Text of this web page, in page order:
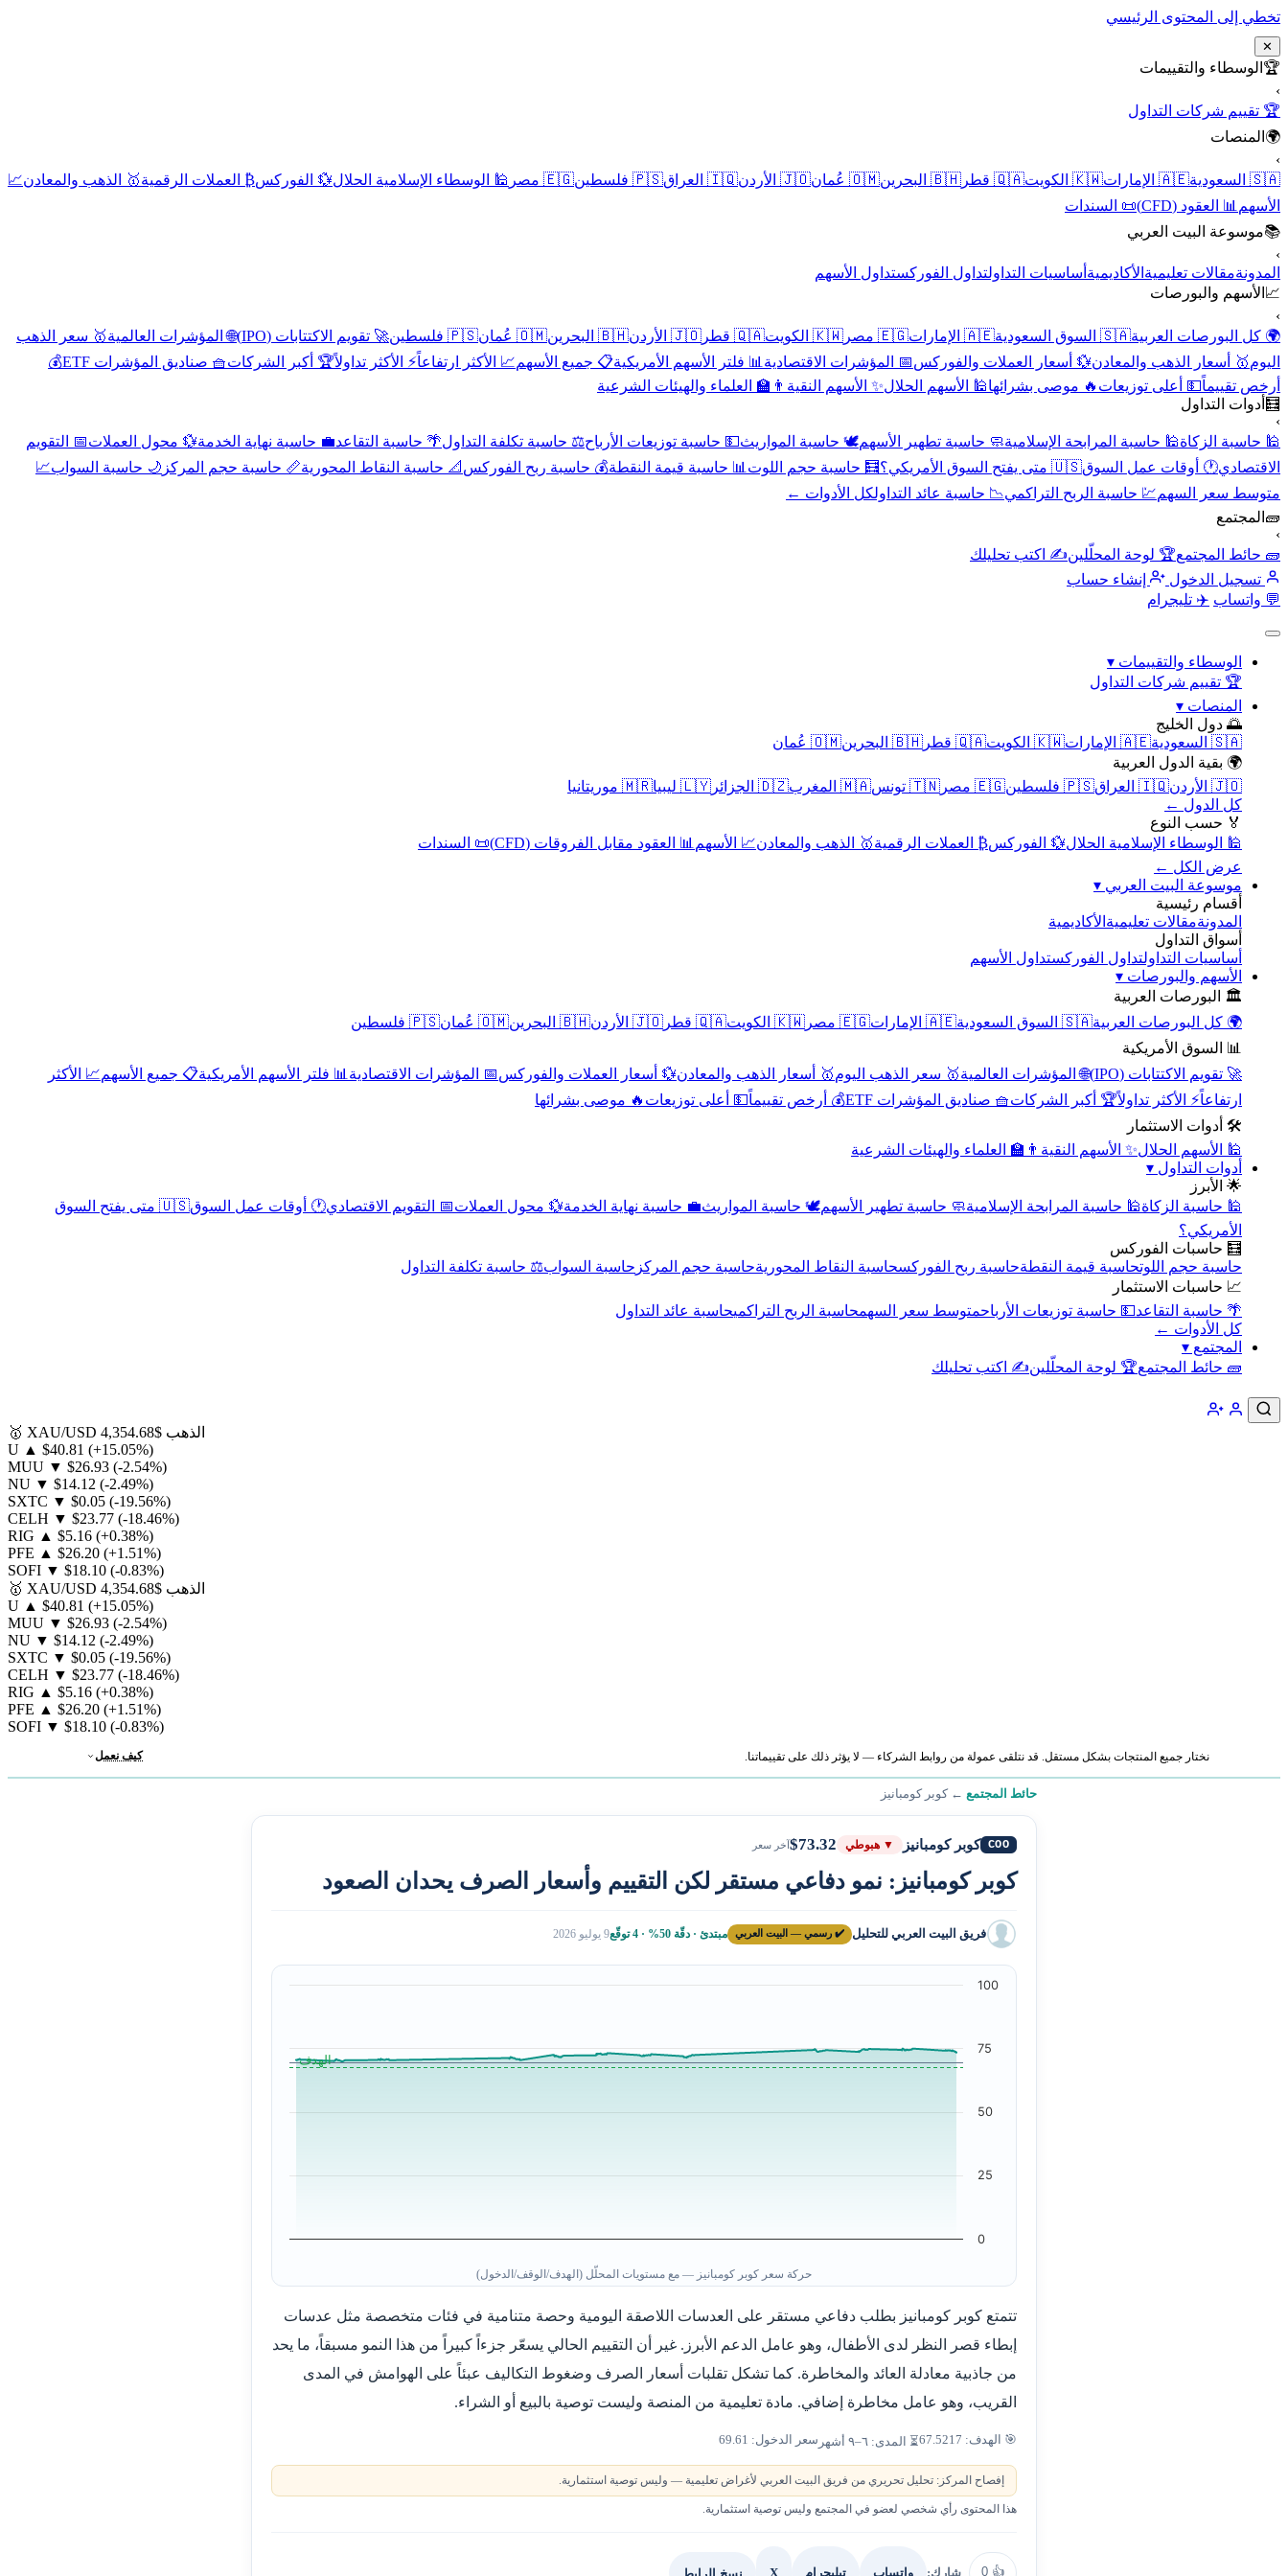
تخطي إلى المحتوى الرئيسي
✕
🏆 الوسطاء والتقييمات
›
🏆 تقييم شركات التداول
🌍 المنصات
›
🇸🇦 السعودية
🇦🇪 الإمارات 🇰🇼 الكويت 🇶🇦 قطر 🇧🇭 البحرين 🇴🇲 عُمان 🇯🇴 الأردن 🇮🇶 العراق 🇵🇸 فلسطين 🇪🇬 مصر 🕌 الوسطاء الإسلامية الحلال💱 الفوركس₿ العملات الرقمية🥇 الذهب والمعادن📈
الأسهم 📊 العقود (CFD)
📜 السندات
📚موسوعة البيت العربي
›
المدونةمقالات تعليمية الأكاديمية أساسيات التداولتداول الفوركستداول الأسهم
📈 الأسهم والبورصات
›
🌍 كل البورصات العربية🇸🇦 السوق السعودية 🇦🇪 الإمارات 🇪🇬 مصر 🇰🇼 الكويت 🇶🇦 قطر 🇯🇴 الأردن 🇧🇭 البحرين 🇴🇲 عُمان 🇵🇸 فلسطين 🚀 تقويم الاكتتابات (IPO) 🌐 المؤشرات العالمية🥇 سعر الذهب
اليوم🥇 أسعار الذهب والمعادن💱 أسعار العملات والفوركس📅 المؤشرات الاقتصادية 📊 فلتر الأسهم الأمريكية📋 جميع الأسهم📈 الأكثر ارتفاعاً⚡ الأكثر تداولاً🏆 أكبر الشركات🧺 صناديق المؤشرات ETF
💰
أرخص تقييماً💵 أعلى توزيعات 🔥 موصى بشرائها🕌 الأسهم الحلال✨ الأسهم النقية 👨‍🏫 العلماء والهيئات الشرعية
🧮 أدوات التداول
›
🕌 حاسبة الزكاة🕌 حاسبة المرابحة الإسلامية🧼 حاسبة تطهير الأسهم🕊️ حاسبة المواريث💵 حاسبة توزيعات الأرباح⚖️ حاسبة تكلفة التداول🌴 حاسبة التقاعد💼 حاسبة نهاية الخدمة💱 محول العملات📅 التقويم
الاقتصادي🕐 أوقات عمل السوق🇺🇸 متى يفتح السوق الأمريكي؟ 🧮 حاسبة حجم اللوت 📊 حاسبة قيمة النقطة💰 حاسبة ربح الفوركس 📐 حاسبة النقاط المحورية📏 حاسبة حجم المركز 🌙 حاسبة السواب📈
متوسط سعر السهم💹 حاسبة الربح التراكمي📉 حاسبة عائد التداولكل الأدوات ←
🧱 المجتمع
›
🧱 حائط المجتمع🏆 لوحة المحلّلين✍️ اكتب تحليلك
تسجيل الدخول
إنشاء حساب
💬 واتساب ✈️ تليجرام
الوسطاء والتقييمات ▾
🏆 تقييم شركات التداول
المنصات ▾
🌅 دول الخليج
🇸🇦 السعودية
🇦🇪 الإمارات 🇰🇼 الكويت 🇶🇦 قطر 🇧🇭 البحرين
🇴🇲 عُمان
🌍 بقية الدول العربية
🇯🇴 الأردن
🇮🇶 العراق 🇵🇸 فلسطين 🇪🇬 مصر 🇹🇳 تونس 🇲🇦 المغرب 🇩🇿 الجزائر 🇱🇾 ليبيا
🇲🇷 موريتانيا
كل الدول ←
🏅 حسب النوع
🕌 الوسطاء الإسلامية الحلال💱 الفوركس₿ العملات الرقمية🥇 الذهب والمعادن📈 الأسهم 📊 العقود مقابل الفروقات (CFD)
📜 السندات
عرض الكل ←
موسوعة البيت العربي ▾
أقسام رئيسية
المدونةمقالات تعليمية الأكاديمية
أسواق التداول
أساسيات التداولتداول الفوركستداول الأسهم
الأسهم والبورصات ▾
🏛️ البورصات العربية
🌍 كل البورصات العربية🇸🇦 السوق السعودية 🇦🇪 الإمارات 🇪🇬 مصر 🇰🇼 الكويت 🇶🇦 قطر 🇯🇴 الأردن 🇧🇭 البحرين 🇴🇲 عُمان
🇵🇸 فلسطين
📊 السوق الأمريكية
🚀 تقويم الاكتتابات (IPO)
🌐 المؤشرات العالمية🥇 سعر الذهب اليوم🥇 أسعار الذهب والمعادن💱 أسعار العملات والفوركس📅 المؤشرات الاقتصادية 📊 فلتر الأسهم الأمريكية📋 جميع الأسهم📈 الأكثر
ارتفاعاً⚡ الأكثر تداولاً🏆 أكبر الشركات🧺 صناديق المؤشرات ETF 💰 أرخص تقييماً💵 أعلى توزيعات 🔥 موصى بشرائها
🛠️ أدوات الاستثمار
🕌 الأسهم الحلال✨ الأسهم النقية 👨‍🏫 العلماء والهيئات الشرعية
أدوات التداول ▾
🌟 الأبرز
🕌 حاسبة الزكاة🕌 حاسبة المرابحة الإسلامية🧼 حاسبة تطهير الأسهم🕊️ حاسبة المواريث💼 حاسبة نهاية الخدمة💱 محول العملات📅 التقويم الاقتصادي🕐 أوقات عمل السوق
🇺🇸 متى يفتح السوق
الأمريكي؟
🧮 حاسبات الفوركس
حاسبة حجم اللوتحاسبة قيمة النقطةحاسبة ربح الفوركسحاسبة النقاط المحوريةحاسبة حجم المركز حاسبة السواب⚖️ حاسبة تكلفة التداول
📈 حاسبات الاستثمار
🌴 حاسبة التقاعد💵 حاسبة توزيعات الأرباحمتوسط سعر السهمحاسبة الربح التراكميحاسبة عائد التداول
كل الأدوات ←
المجتمع ▾
🧱 حائط المجتمع🏆 لوحة المحلّلين✍️ اكتب تحليلك
🥇 XAU/USD الذهب $4,354.68
U ▲ $40.81 (+15.05%)
MUU ▼ $26.93 (-2.54%)
NU ▼ $14.12 (-2.49%)
SXTC ▼ $0.05 (-19.56%)
CELH ▼ $23.77 (-18.46%)
RIG ▲ $5.16 (+0.38%)
PFE ▲ $26.20 (+1.51%)
SOFI ▼ $18.10 (-0.83%)
🥇 XAU/USD الذهب $4,354.68
U ▲ $40.81 (+15.05%)
MUU ▼ $26.93 (-2.54%)
NU ▼ $14.12 (-2.49%)
SXTC ▼ $0.05 (-19.56%)
CELH ▼ $23.77 (-18.46%)
RIG ▲ $5.16 (+0.38%)
PFE ▲ $26.20 (+1.51%)
SOFI ▼ $18.10 (-0.83%)
نختار جميع المنتجات بشكل مستقل. قد نتلقى عمولة من روابط الشركاء — لا يؤثر ذلك على تقييماتنا. كيف نعمل
حائط المجتمع ←كوبر كومبانيز
COO كوبر كومبانيز ▼ هبوطي $73.32آخر سعر
كوبر كومبانيز: نمو دفاعي مستقر لكن التقييم وأسعار الصرف يحدان الصعود
فريق البيت العربي للتحليل ✔️ رسمي — البيت العربي مبتدئ · دقّة 50% · 4 توقّع 9 يوليو 2026
الهدف
0
25
50
75
100
حركة سعر كوبر كومبانيز — مع مستويات المحلّل (الهدف/الوقف/الدخول)
تتمتع كوبر كومبانيز بطلب دفاعي مستقر على العدسات اللاصقة اليومية وحصة متنامية في فئات متخصصة مثل عدسات
إبطاء قصر النظر لدى الأطفال، وهو عامل الدعم الأبرز. غير أن التقييم الحالي يسعّر جزءاً كبيراً من هذا النمو مسبقاً، ما يحد
من جاذبية معادلة العائد والمخاطرة. كما تشكل تقلبات أسعار الصرف وضغوط التكاليف عبئاً على الهوامش في المدى
القريب، وهو عامل مخاطرة إضافي. مادة تعليمية من المنصة وليست توصية بالبيع أو الشراء.
🎯 الهدف: 67.5217 ⏳ المدى: ٦–٩ أشهر سعر الدخول: 69.61
إفصاح المركز: تحليل تحريري من فريق البيت العربي لأغراض تعليمية — وليس توصية استثمارية.
هذا المحتوى رأي شخصي لعضو في المجتمع وليس توصية استثمارية.
👍
0 شارك: واتساب تيليجرام X نسخ الرابط